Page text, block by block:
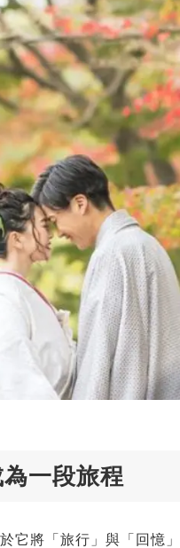
一段旅程
它將「旅行」與「回憶